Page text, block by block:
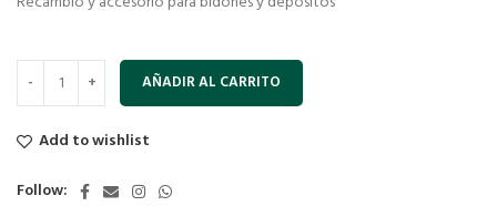
AÑADIR AL CARRITO
Add to wishlist
Follow: